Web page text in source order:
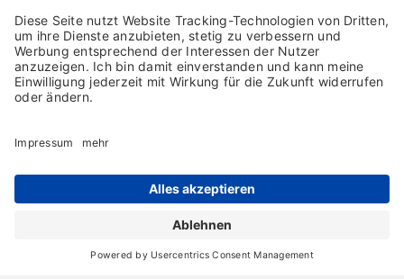
Markenpartner